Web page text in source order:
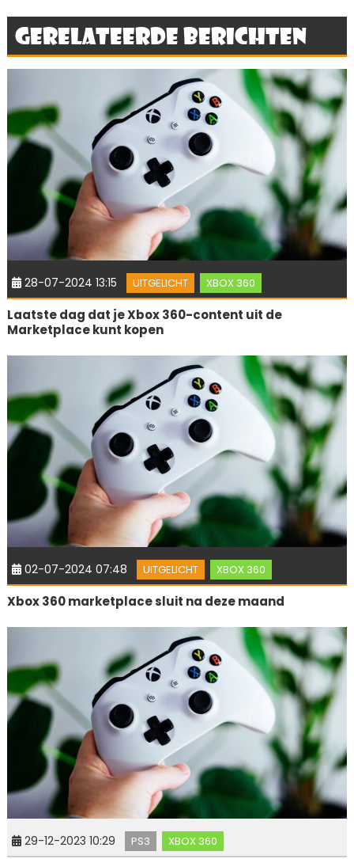
Gerelateerde berichten
28-07-2024 13:15 UITGELICHT XBOX 360
Laatste dag dat je Xbox 360-content uit de
Marketplace kunt kopen
02-07-2024 07:48 UITGELICHT XBOX 360
Xbox 360 marketplace sluit na deze maand
29-12-2023 10:29 PS3 XBOX 360